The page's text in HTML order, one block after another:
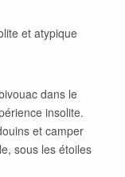
et atypique
dans le
insolite.
et camper
sous les étoiles